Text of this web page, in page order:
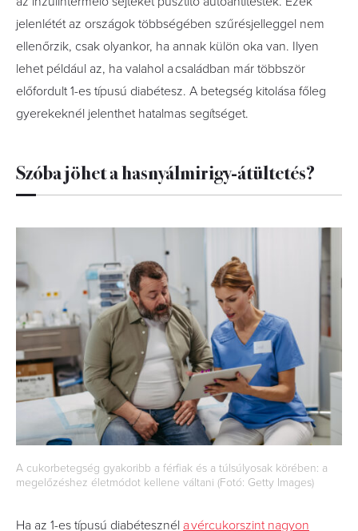
jelenlétét az országok többségé­ben szűrésjelleggel nem
ellenőrzik, csak olyankor, ha annak külön oka van. Ilyen
lehet például az, ha valahol a családban már többször
előfordult 1-es típusú diabétesz. A betegség kitolása főleg
gyerekeknél jelenthet hatalmas segítséget.
Szóba jöhet a hasnyálmirigy-átültetés?
A cukorbetegség gyakoribb a férfiak és a túlsúlyosak körében: a
megelőzéshez életmódot kellene váltani (Fotó: Getty Images)
Ha az 1-es típusú diabétesznél a vércukorszint nagyon